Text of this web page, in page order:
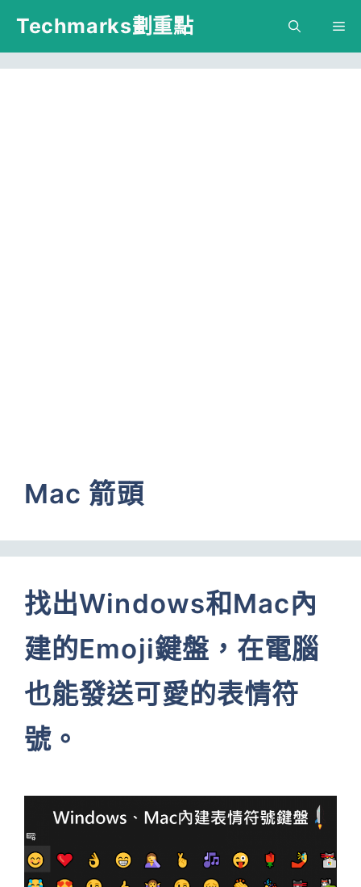
跳
主
Techmarks劃重點
Mac 箭頭
找出Windows和Mac內
建的Emoji鍵盤，在電腦
也能發送可愛的表情符
號。